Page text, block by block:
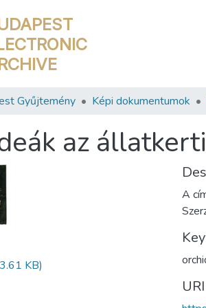
Gyűjtemény Képi dokumentumok
az
KB)
A
URI